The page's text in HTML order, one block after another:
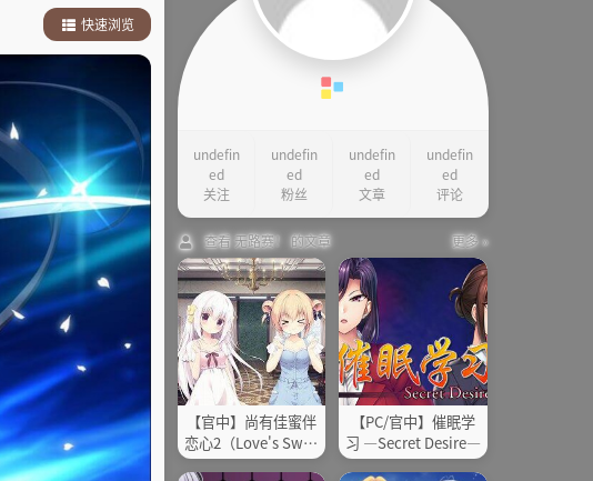
快速浏览
1.故事简介：
2.
undefin
ed
关注
undefin
ed
粉丝
undefin
ed
文章
undefin
ed
评论
查看 无路赛！ 的文章 更多 »
【官中】尚有佳蜜伴
恋心2（Love's Swee
t Garnish 2）
【PC/官中】催眠学
习 —Secret Desire—